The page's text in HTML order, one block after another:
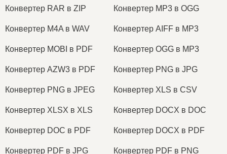
Конвертер RAR в ZIP Конвертер MP3 в OGG
Конвертер M4A в WAV Конвертер AIFF в MP3
Конвертер MOBI в PDF Конвертер OGG в MP3
Конвертер AZW3 в PDF Конвертер PNG в JPG
Конвертер PNG в JPEG Конвертер XLS в CSV
Конвертер XLSX в XLS Конвертер DOCX в DOC
Конвертер DOC в PDF Конвертер DOCX в PDF
Конвертер PDF в JPG Конвертер PDF в PNG